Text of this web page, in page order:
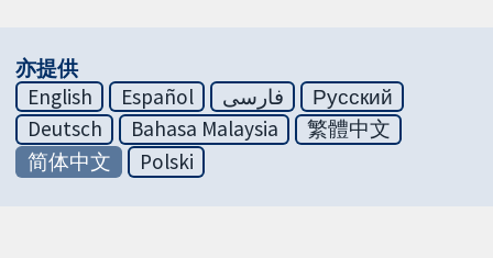
亦提供
English
Español فارسی
Русский
Deutsch
Bahasa Malaysia
繁體中文
简体中文
Polski